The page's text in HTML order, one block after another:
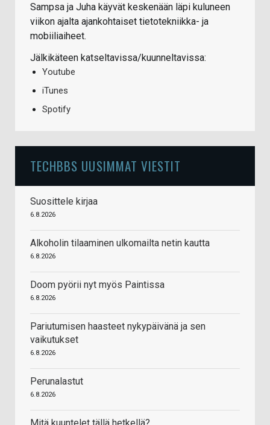
Sampsa ja Juha käyvät keskenään läpi kuluneen
viikon ajalta ajankohtaiset tietotekniikka- ja
mobiiliaiheet.
Jälkikäteen katseltavissa/kuunneltavissa:
Youtube
iTunes
Spotify
TECHBBS UUSIMMAT VIESTIT
Suosittele kirjaa
6.8.2026
Alkoholin tilaaminen ulkomailta netin kautta
6.8.2026
Doom pyörii nyt myös Paintissa
6.8.2026
Pariutumisen haasteet nykypäivänä ja sen
vaikutukset
6.8.2026
Perunalastut
6.8.2026
Mitä kuuntelet tällä hetkellä?